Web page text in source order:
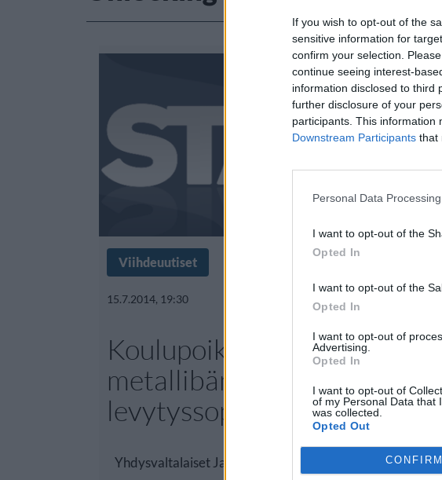
If you wish to opt-out of the
sensitive information for
confirm your selection.
continue seeing interest-
information disclosed to third
further disclosure of your
participants. This information
Downstream Participants that
Personal Data
I want to opt-out of the
Opted In
I want to opt-out of the
Opted In
I want to opt-out of
Advertising.
Opted In
I want to opt-out of
of my Personal Data that
was collected.
Opted Out
CONFIRM
Viihdeuutiset
15.7.2014, 19:30
Koulupoikien
metallibändille miljoonien
levytyssopimus
Yhdysvaltalaiset Jarad Dawkins, Malcolm Brickhouse ja